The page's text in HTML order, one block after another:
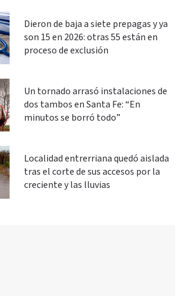
Dieron de baja a siete prepagas y ya
son 15 en 2026: otras 55 están en
proceso de exclusión
Un tornado arrasó instalaciones de
dos tambos en Santa Fe: “En
minutos se borró todo”
Localidad entrerriana quedó aislada
tras el corte de sus accesos por la
creciente y las lluvias